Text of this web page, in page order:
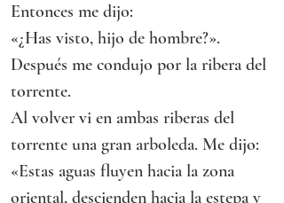
Entonces me dijo:
«¿Has visto, hijo de hombre?».
Después me condujo por la ribera del
torrente.
Al volver vi en ambas riberas del
torrente una gran arboleda. Me dijo:
«Estas aguas fluyen hacia la zona
oriental, descienden hacia la estepa y